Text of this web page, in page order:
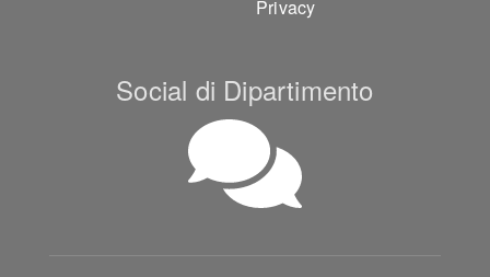
Privacy
Social di Dipartimento